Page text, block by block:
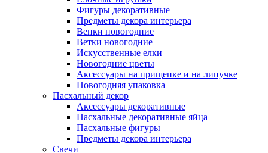
Фигуры декоративные
Предметы декора интерьера
Венки новогодние
Ветки новогодние
Искусственные елки
Новогодние цветы
Аксессуары на прищепке и на липучке
Новогодняя упаковка
Пасхальный декор
Аксессуары декоративные
Пасхальные декоративные яйца
Пасхальные фигуры
Предметы декора интерьера
Свечи